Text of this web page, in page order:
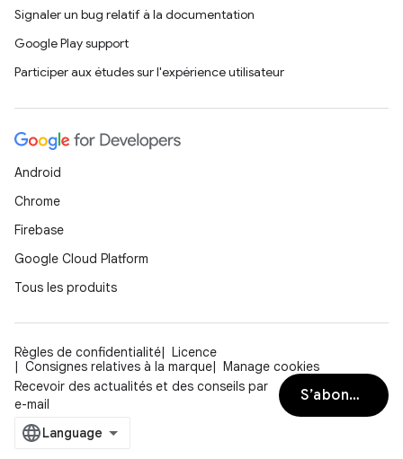
Signaler un bug relatif à la documentation
Google Play support
Participer aux études sur l'expérience utilisateur
Android
Chrome
Firebase
Google Cloud Platform
Tous les produits
Règles de confidentialité
Licence
Consignes relatives à la marque
Manage cookies
Recevoir des actualités et des conseils par
e-mail
S’abonner